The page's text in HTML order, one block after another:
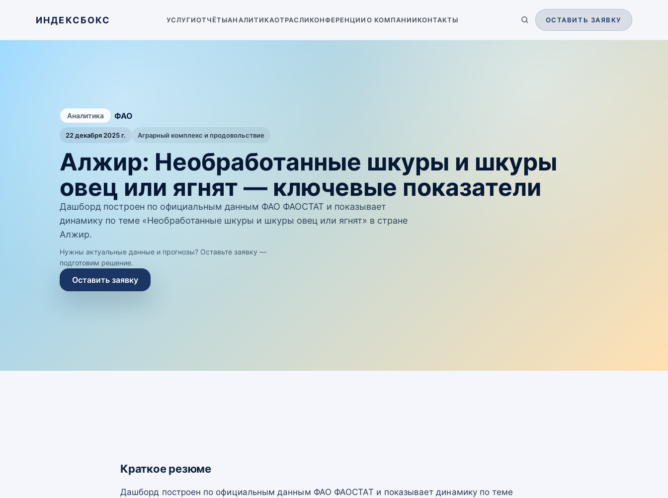
ИНДЕКСБОКС УСЛУГИОТЧЁТЫАНАЛИТИКАОТРАСЛИКОНФЕРЕНЦИИО КОМПАНИИКОНТАКТЫ ОСТАВИТЬ ЗАЯВКУ
Аналитика /ФАО
22 декабря 2025 г. Аграрный комплекс и продовольствие
Алжир: Необработанные шкуры и шкуры
овец или ягнят — ключевые показатели
Дашборд построен по официальным данным ФАО ФАОСТАТ и показывает
динамику по теме «Необработанные шкуры и шкуры овец или ягнят» в стране
Алжир.
Нужны актуальные данные и прогнозы? Оставьте заявку —
подготовим решение.
Оставить заявку
Краткое резюме
Дашборд построен по официальным данным ФАО ФАОСТАТ и показывает динамику по теме